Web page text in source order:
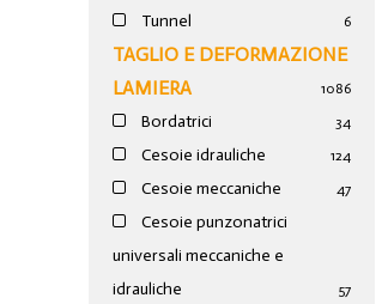
Tunnel 6
TAGLIO E DEFORMAZIONE
LAMIERA
1086
Bordatrici 34
Cesoie idrauliche 124
Cesoie meccaniche 47
Cesoie punzonatrici
universali meccaniche e
idrauliche
57